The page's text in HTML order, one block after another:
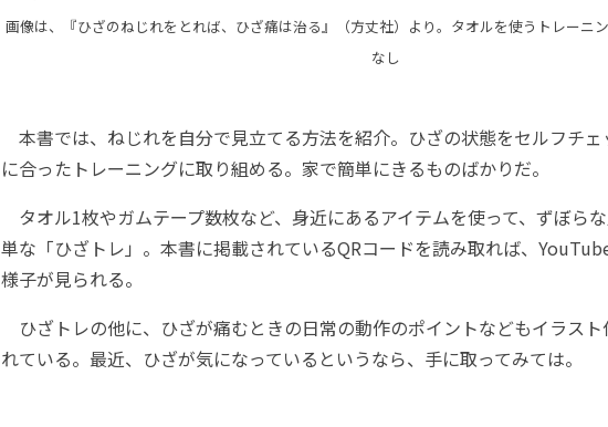
画像は、『ひざのねじれをとれば、ひざ痛は治る』（方丈社）より。タオルを使うトレーニ
なし
本書では、ねじれを自分で見立てる方法を紹介。ひざの状態をセルフチ
に合ったトレーニングに取り組める。家で簡単にきるものばかりだ。
タオル1枚やガムテープ数枚など、身近にあるアイテムを使って、ずぼら
単な「ひざトレ」。本書に掲載されているQRコードを読み取れば、
様子が見られる。
ひざトレの他に、ひざが痛むときの日常の動作のポイントなどもイラスト
れている。最近、ひざが気になっているというなら、手に取ってみては。